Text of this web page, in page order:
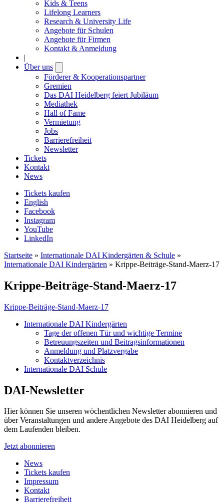
Kids & Teens
Lifelong Learners
Research & University Life
Angebote für Schulen
Angebote für Firmen
Kontakt & Anmeldung
|
Über uns
submenu
Förderer & Kooperationspartner
Gremien
Das DAI Heidelberg feiert Jubiläum
Mediathek
Hall of Fame
Vermietung
Jobs
Barrierefreiheit
Newsletter
Tickets
Kontakt
News
Tickets kaufen
English
Facebook
Instagram
YouTube
LinkedIn
Startseite » Internationale DAI Kindergärten & Schule »
Internationale DAI Kindergärten » Krippe-Beiträge-Stand-Maerz-17
Krippe-Beiträge-Stand-Maerz-17
Krippe-Beiträge-Stand-Maerz-17
Internationale DAI Kindergärten
Tage der offenen Tür und wichtige Termine
Betreuungszeiten und Beitragsinformationen
Anmeldung und Platzvergabe
Kontaktverzeichnis
Internationale DAI Schule
DAI-Newsletter
Hier können Sie unseren wöchentlichen Newsletter abonnieren und
über Veranstaltungen und andere Angebote des DAI Heidelberg auf
dem Laufenden bleiben.
Jetzt abonnieren
News
Tickets kaufen
Impressum
Kontakt
Barrierefreiheit